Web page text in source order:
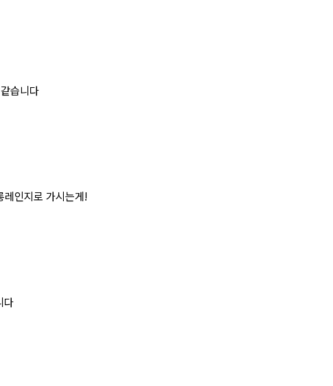
습니다
인지로 가시는게!
다